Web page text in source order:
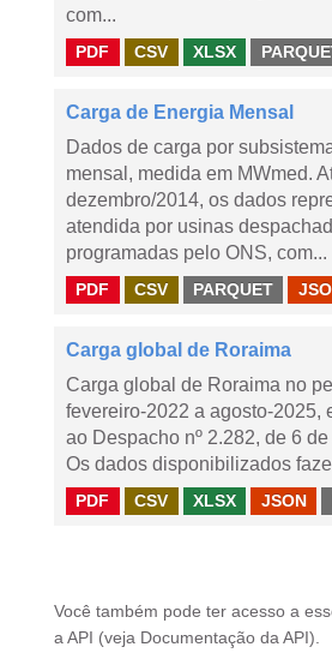
com...
PDF CSV XLSX
Carga de Energia Mensal
Dados de carga por
mensal, medida em MWmed.
dezembro/2014, os dados
atendida por usinas
programadas pelo ONS, com...
PDF CSV PARQUET
Carga global de Roraima
Carga global de Roraima no
fevereiro-2022 a agosto-2025,
ao Despacho nº 2.282, de 6
Os dados disponibilizados
PDF CSV XLSX JSON
Você também pode ter acesso a
a API (veja Documentação da API ).